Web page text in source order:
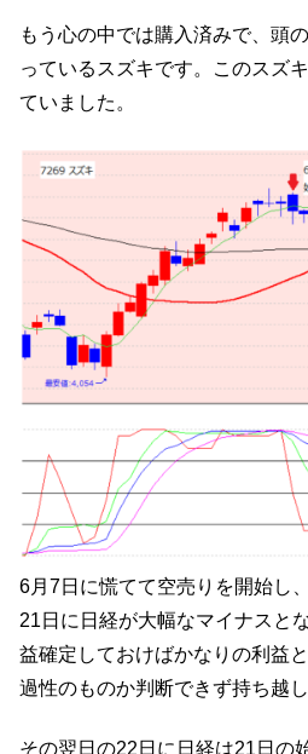
もう心の中では購入済みで、頭
っているスズキです。このスズ
ていました。
6月7日に慌てて空売りを開始し
21日に日経が大幅なマイナスと
益確定しておけばかなりの利益
過性のものか判断できず持ち越し
その翌日の22日に日経は21日の